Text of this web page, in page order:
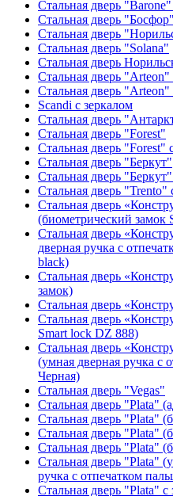
Стальная дверь
Стальная дверь "Босфор"
Стальная дверь
Стальная дверь "Solana"
Стальная дверь
Стальная дверь
Стальная дверь
Scandi с зеркалом
Стальная дверь
Стальная дверь "Forest"
Стальная дверь "Forest"
Стальная дверь "Беркут"
Стальная дверь
Стальная дверь
Стальная дверь
(биометрический замок
Стальная дверь
дверная ручка с
black)
Стальная дверь
замок)
Стальная дверь
Стальная дверь
Smart lock DZ 888)
Стальная дверь
(умная дверная ручка с
Черная)
Стальная дверь "Vegas"
Стальная дверь "Plata"
Стальная дверь "Plata"
Стальная дверь "Plata"
Стальная дверь "Plata"
Стальная дверь "Plata"
ручка с отпечатком
Стальная дверь "Plata" с